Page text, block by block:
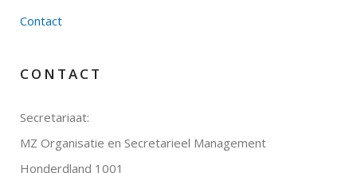
Contact
CONTACT
Secretariaat:
MZ Organisatie en Secretarieel Management
Honderdland 1001